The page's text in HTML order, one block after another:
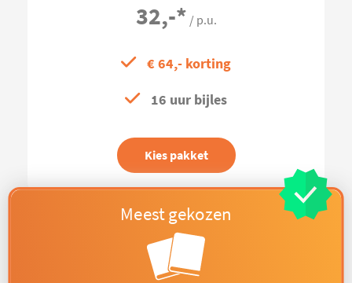
32,-* / p.u.
€ 64,- korting
16 uur bijles
Kies pakket